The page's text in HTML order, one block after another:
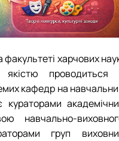
база
навчання здобувачів
акредитацію
харчових
якістю проводиться
кафедр на
навчально-
груп